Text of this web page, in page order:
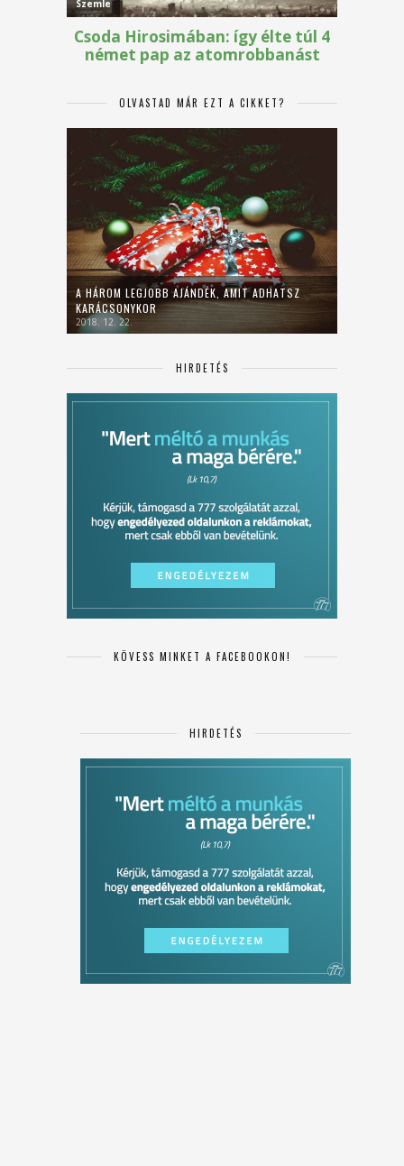
OLVASTAD MÁR EZT A CIKKET?
A HÁROM LEGJOBB AJÁNDÉK, AMIT ADHATSZ
KARÁCSONYKOR
2018. 12. 22.
HIRDETÉS
KÖVESS MINKET A FACEBOOKON!
HIRDETÉS